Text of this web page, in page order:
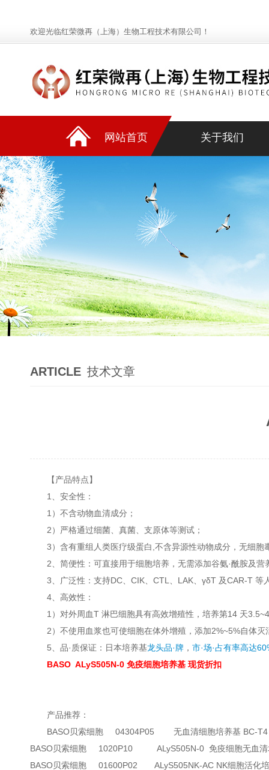
欢迎光临红荣微再（上海）生物工程技术有限公司！
网站首页 关于我们
ARTICLE 技术文章
【产品特点】
1、安全性：
1）不含动物血清成分；
2）严格通过细菌、真菌、支原体等测试；
3）含有重组人类医疗级蛋白,不含异源性动物成分，无细胞
2、简便性：可直接用于细胞培养，无需添加谷氨·酰胺及营
3、广泛性：支持DC、CIK、CTL、LAK、γδT 及CAR-T 等
4、高效性：
1）对外周血T 淋巴细胞具有高效增殖性，培养第14 天
2）不使用血浆也可使细胞在体外增殖，添加2%~5%自体
5、 品·质保证：日本培养基龙头品·牌 ， 市·场·占有率高达
BASO ALyS505N-0 免疫细胞培养基 现货折扣
产品推荐：
BASO贝索细胞 04304P05 无血清细胞培养基 BC-T4
BASO贝索细胞 1020P10 ALyS505N-0 免疫细胞无血清
BASO贝索细胞 01600P02 ALyS505NK-AC NK细胞活化